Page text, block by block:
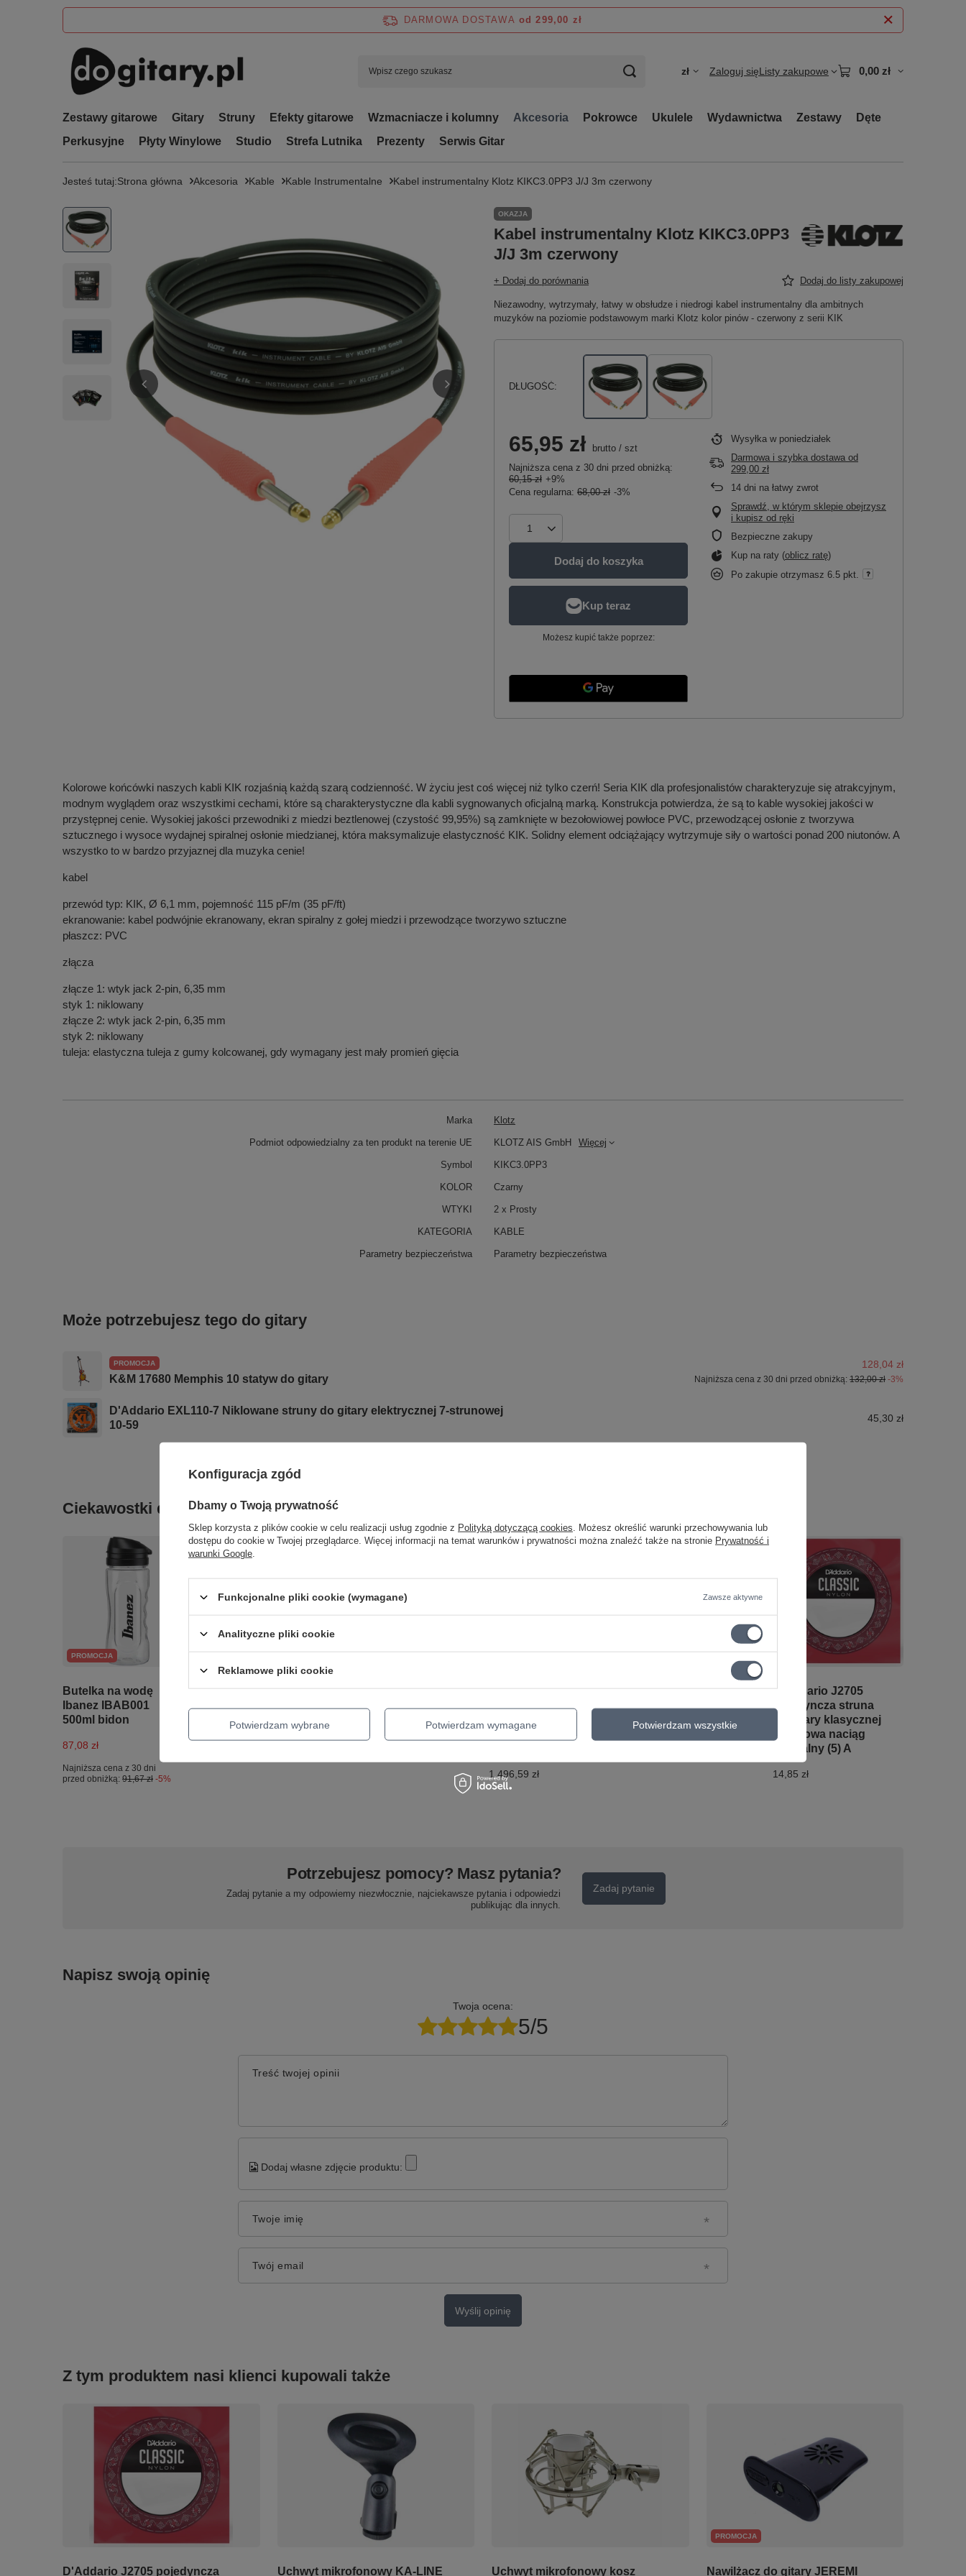
DARMOWA DOSTAWA od 299,00 zł
zł Zaloguj sięListy zakupowe 0,00 zł
Zestawy gitarowe Gitary Struny Efekty gitarowe Wzmacniacze i kolumny Akcesoria Pokrowce Ukulele Wydawnictwa Zestawy
Dęte
Perkusyjne
Płyty Winylowe Studio Strefa Lutnika Prezenty Serwis Gitar
Jesteś tutaj:Strona główna Akcesoria Kable Kable Instrumentalne Kabel instrumentalny Klotz KIKC3.0PP3 J/J 3m czerwony
OKAZJA
Kabel instrumentalny Klotz KIKC3.0PP3
J/J 3m czerwony
+ Dodaj do porównania Dodaj do listy zakupowej
Niezawodny, wytrzymały, łatwy w obsłudze i niedrogi kabel instrumentalny dla ambitnych
muzyków na poziomie podstawowym marki Klotz kolor pinów - czerwony z serii KIK
DŁUGOŚĆ
65,95 zł brutto / szt
Najniższa cena z 30 dni przed obniżką:
60,15 zł +9%
Cena regularna: 68,00 zł -3%
Dodaj do koszyka
Możesz kupić także poprzez:
Wysyłka w poniedziałek
Darmowa i szybka dostawa od
299,00 zł
14 dni na łatwy zwrot
Sprawdź, w którym sklepie obejrzysz
i kupisz od ręki
Bezpieczne zakupy
Kup na raty (oblicz ratę)
Po zakupie otrzymasz 6.5 pkt.
Kolorowe końcówki naszych kabli KIK rozjaśnią każdą szarą codzienność. W życiu jest coś więcej niż tylko czerń! Seria KIK dla profesjonalistów charakteryzuje się atrakcyjnym,
modnym wyglądem oraz wszystkimi cechami, które są charakterystyczne dla kabli sygnowanych oficjalną marką. Konstrukcja potwierdza, że są to kable wysokiej jakości w
przystępnej cenie. Wysokiej jakości przewodniki z miedzi beztlenowej (czystość 99,95%) są zamknięte w bezołowiowej powłoce PVC, przewodzącej osłonie z tworzywa
sztucznego i wysoce wydajnej spiralnej osłonie miedzianej, która maksymalizuje elastyczność KIK. Solidny element odciążający wytrzymuje siły o wartości ponad 200 niutonów. A
wszystko to w bardzo przyjaznej dla muzyka cenie!
kabel
przewód typ: KIK, Ø 6,1 mm, pojemność 115 pF/m (35 pF/ft)
ekranowanie: kabel podwójnie ekranowany, ekran spiralny z gołej miedzi i przewodzące tworzywo sztuczne
płaszcz: PVC
złącza
złącze 1: wtyk jack 2-pin, 6,35 mm
styk 1: niklowany
złącze 2: wtyk jack 2-pin, 6,35 mm
styk 2: niklowany
tuleja: elastyczna tuleja z gumy kolcowanej, gdy wymagany jest mały promień gięcia
Marka Klotz
Podmiot odpowiedzialny za ten produkt na terenie UE KLOTZ AIS GmbH Więcej
Symbol KIKC3.0PP3
KOLOR Czarny
WTYKI 2 x Prosty
KATEGORIA KABLE
Parametry bezpieczeństwa Parametry bezpieczeństwa
Może potrzebujesz tego do gitary
PROMOCJA
K&M 17680 Memphis 10 statyw do gitary
128,04 zł
Najniższa cena z 30 dni przed obniżką: 132,00 zł -3%
D'Addario EXL110-7 Niklowane struny do gitary elektrycznej 7-strunowej
10-59
45,30 zł
Ciekawostki do gitary
PROMOCJA
Butelka na wodę
Ibanez IBAB001
500ml bidon
87,08 zł
Najniższa cena z 30 dni
przed obniżką: 91,67 zł -5%
Lab Dual Reverb
DR-3
Seydel 1847
ES 4 Interfejs audio
wejścia
1 496,59 zł
Seydel Blues
Session Steel E
D'Addario J2705
pojedyncza struna
do gitary klasycznej
nylonowa naciąg
normalny (5) A
14,85 zł
Potrzebujesz pomocy? Masz pytania?
Zadaj pytanie a my odpowiemy niezwłocznie, najciekawsze pytania i odpowiedzi
publikując dla innych.
Zadaj pytanie
Napisz swoją opinię
Twoja ocena:
5/5
Treść twojej opinii
Dodaj własne zdjęcie produktu:
Twoje imię
Twój email
Wyślij opinię
Z tym produktem nasi klienci kupowali także
D'Addario J2705 pojedyncza Uchwyt mikrofonowy KA-LINE Uchwyt mikrofonowy kosz
PROMOCJA
Nawilżacz do gitary JEREMI
Konfiguracja zgód
Dbamy o Twoją prywatność
Sklep korzysta z plików cookie w celu realizacji usług zgodnie z Polityką dotyczącą cookies . Możesz określić warunki przechowywania lub
dostępu do cookie w Twojej przeglądarce. Więcej informacji na temat warunków i prywatności można znaleźć także na stronie Prywatność i
warunki Google
Funkcjonalne pliki cookie (wymagane) Zawsze aktywne
Analityczne pliki cookie
Reklamowe pliki cookie
Potwierdzam wybrane Potwierdzam wymagane Potwierdzam wszystkie